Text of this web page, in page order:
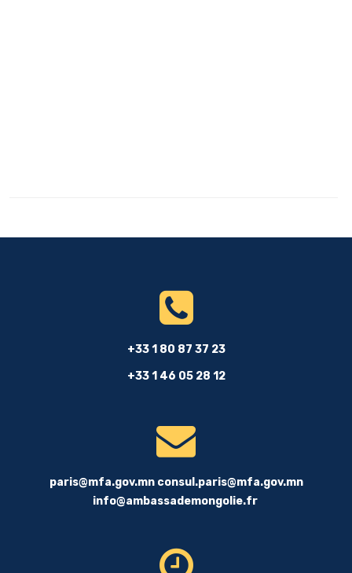
+33 1 80 87 37 23
+33 1 46 05 28 12
paris@mfa.gov.mn consul.paris@mfa.gov.mn
info@ambassademongolie.fr